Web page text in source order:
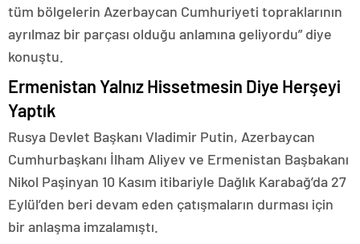
tüm bölgelerin Azerbaycan Cumhuriyeti topraklarının
ayrılmaz bir parçası olduğu anlamına geliyordu” diye
konuştu.
Ermenistan Yalnız Hissetmesin Diye Herşeyi
Yaptık
Rusya Devlet Başkanı Vladimir Putin, Azerbaycan
Cumhurbaşkanı İlham Aliyev ve Ermenistan Başbakanı
Nikol Paşinyan 10 Kasım itibariyle Dağlık Karabağ’da 27
Eylül’den beri devam eden çatışmaların durması için
bir anlaşma imzalamıştı.